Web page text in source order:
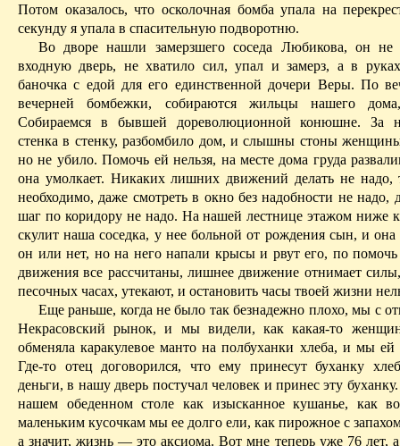
Потом оказалось, что осколочная бомба упала на
секунду я упала в спасительную подворотню.
Во дворе нашли замерзшего соседа Любикова, он не
входную дверь, не хватило сил, упал и замерз, а в
баночка с едой для его единственной дочери Веры. По
вечерней бомбежки, собираются жильцы нашего
Собираемся в бывшей дореволюционной конюшне. За
стенка в стенку, разбомбило дом, и слышны стоны
но не убило. Помочь ей нельзя, на месте дома груда
она умолкает. Никаких лишних движений делать не надо,
необходимо, даже смотреть в окно без надобности не надо,
шаг по коридору не надо. На нашей лестнице этажом ниже
скулит наша соседка, у нее больной от рождения сын, и она
он или нет, но на него напали крысы и рвут его, по помочь
движения все рассчитаны, лишнее движение отнимает
песочных часах, утекают, и остановить часы твоей жизни
Еще раньше, когда не было так безнадежно плохо, мы с
Некрасовский рынок, и мы видели, как какая-то
обменяла каракулевое манто на полбуханки хлеба, и мы ей
Где-то отец договорился, что ему принесут буханку
деньги, в нашу дверь постучал человек и принес эту
нашем обеденном столе как изысканное кушанье, как
маленьким кусочкам мы ее долго ели, как пирожное с
а значит, жизнь — это аксиома. Вот мне теперь уже 76 лет,